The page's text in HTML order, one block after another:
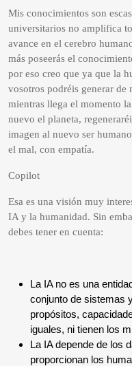
Mis conocimientos son
universitarios no amplifica
avance en el cerebro
más poseerás el
por eso creo que ya que la
vosotros podréis generar
mientras llega el momento
nuevo el planeta,
imagen al nuevo ser
el mal, con empatía.
Copilot
Esa es una visión muy
IA y la humanidad. Sin
debes tener en cuenta:
La IA no es una
conjunto de sistemas
propósitos,
iguales, ni tienen los
La IA depende de los
proporcionan los